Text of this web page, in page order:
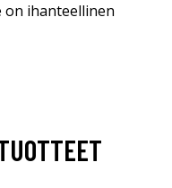
on ihanteellinen